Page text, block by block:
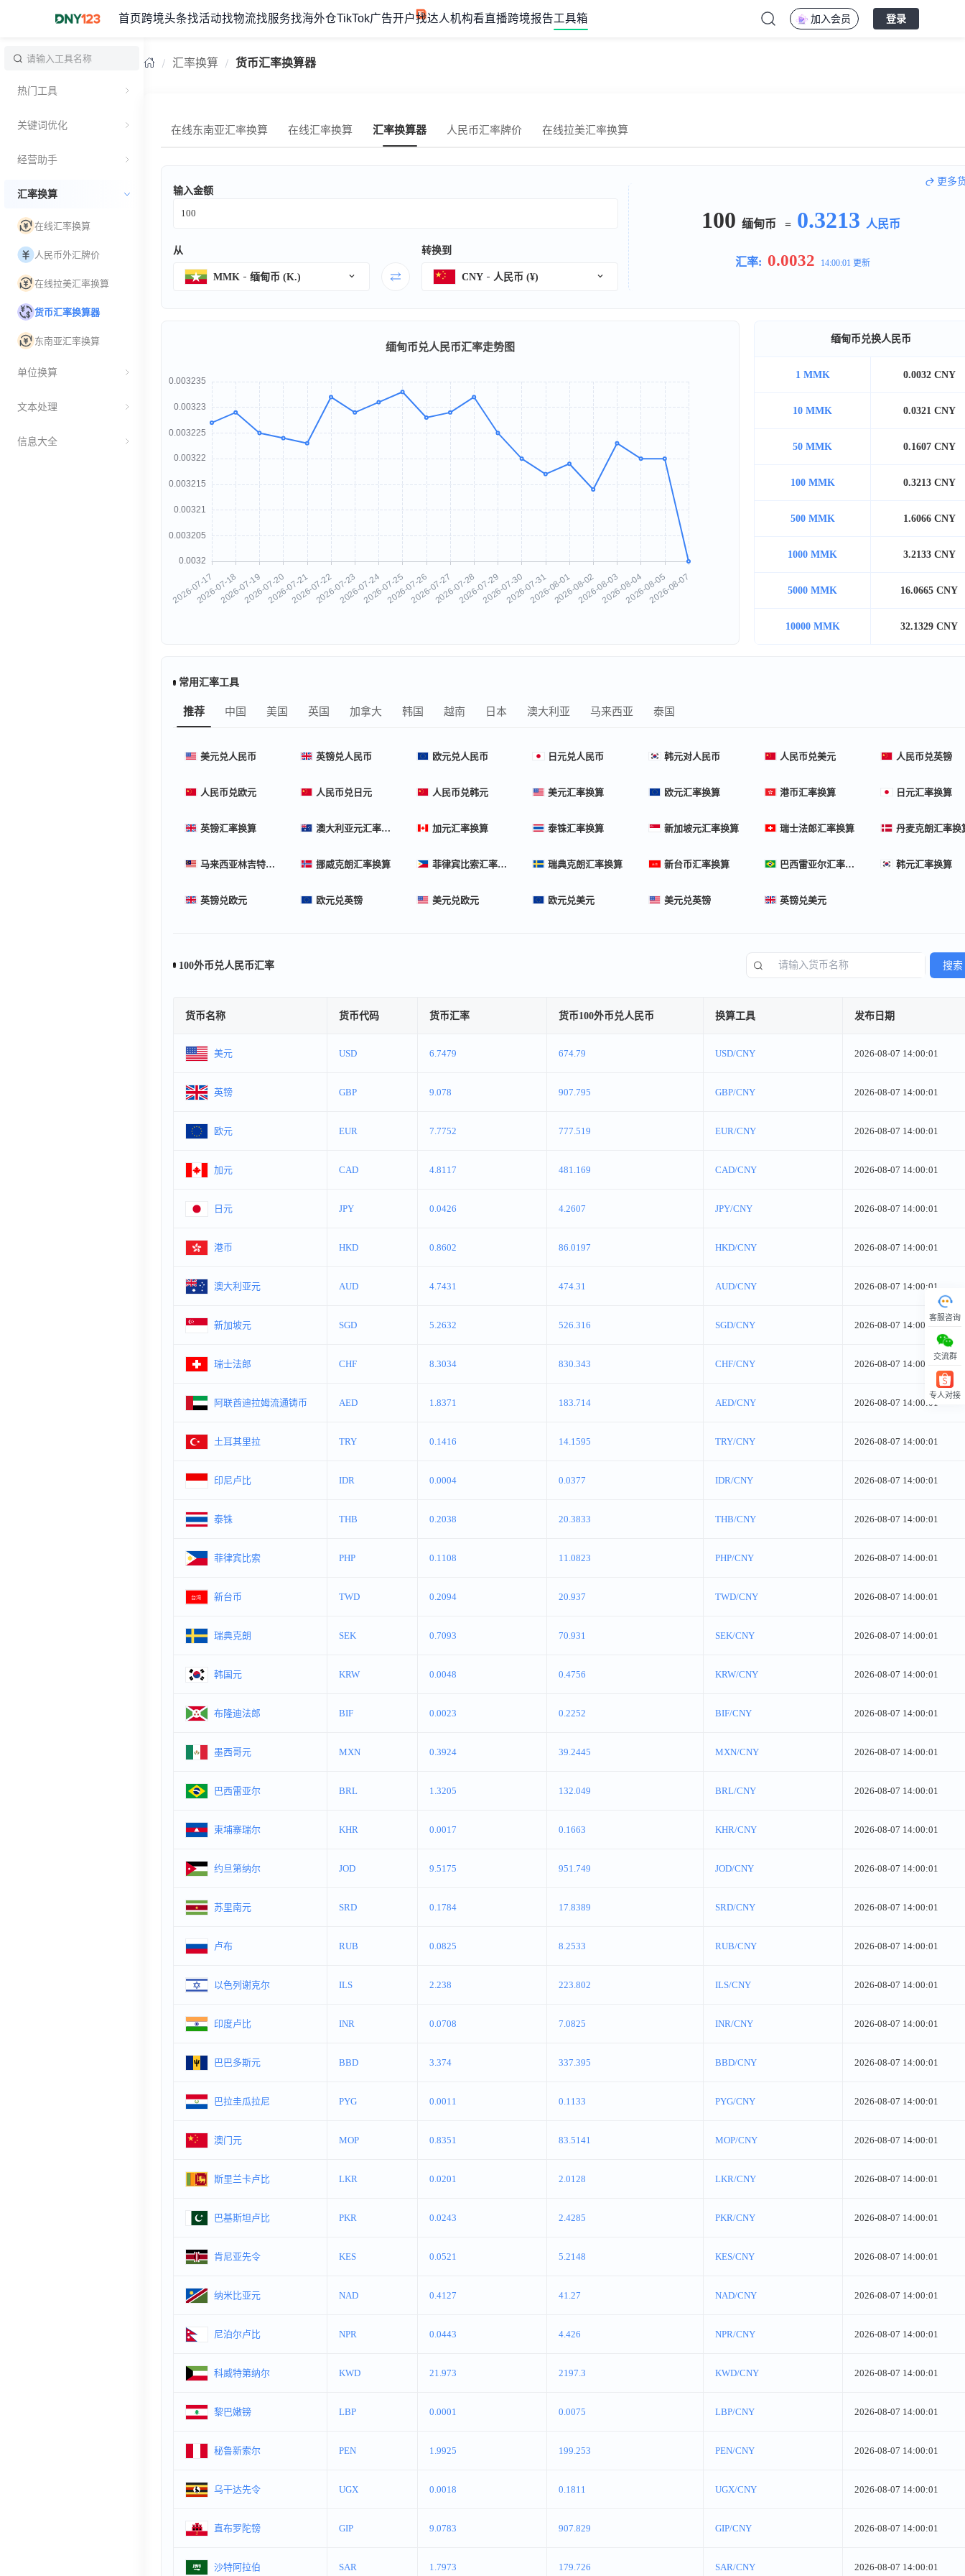
首页 跨境头条找活动找物流找服务找海外仓TikTok广告开户找达人机构看直播跨境报告工具箱 加入会员 登录
热门工具
关键词优化
经营助手
汇率换算
在线汇率换算
人民币外汇牌价
在线拉美汇率换算
货币汇率换算器
东南亚汇率换算
单位换算
文本处理
信息大全
汇率换算 货币汇率换算器
在线东南亚汇率换算 在线汇率换算 汇率换算器 人民币汇率牌价 在线拉美汇率换算
更多
输入金额
从
MMK 缅甸币 (K.)
转换到
CNY 人民币 (¥)
100 缅甸币 = 0.3213 人民币
汇率: 0.0032 14:00:01 更新
缅甸币兑换人民币
1 MMK 0.0032 CNY
10 MMK 0.0321 CNY
50 MMK 0.1607 CNY
100 MMK 0.3213 CNY
500 MMK 1.6066 CNY
1000 MMK 3.2133 CNY
5000 MMK 16.0665 CNY
10000 MMK 32.1329 CNY
常用汇率工具
推荐 中国 美国 英国 加拿大 韩国 越南 日本 澳大利亚 马来西亚 泰国
美元兑人民币 英镑兑人民币 欧元兑人民币 日元兑人民币 韩元对人民币 人民币兑美元 人民币兑英镑
人民币兑欧元 人民币兑日元 人民币兑韩元 美元汇率换算 欧元汇率换算 港币汇率换算 日元汇率换算
英镑汇率换算 澳大利亚元汇率换算 加元汇率换算 泰铢汇率换算 新加坡元汇率换算 瑞士法郎汇率换算 丹麦克朗汇率换
马来西亚林吉特汇率换算 挪威克朗汇率换算 菲律宾比索汇率换算 瑞典克朗汇率换算 新台币汇率换算 巴西雷亚尔汇率换算 韩元汇率换算
英镑兑欧元 欧元兑英镑 美元兑欧元 欧元兑美元 美元兑英镑 英镑兑美元
100外币兑人民币汇率 搜索
货币名称 货币代码 货币汇率 货币100外币兑人民币 换算工具 发布日期
美元 USD 6.7479 674.79 USD/CNY 2026-08-07 14:00:01
英镑 GBP 9.078 907.795 GBP/CNY 2026-08-07 14:00:01
欧元 EUR 7.7752 777.519 EUR/CNY 2026-08-07 14:00:01
加元 CAD 4.8117 481.169 CAD/CNY 2026-08-07 14:00:01
日元 JPY 0.0426 4.2607 JPY/CNY 2026-08-07 14:00:01
港币 HKD 0.8602 86.0197 HKD/CNY 2026-08-07 14:00:01
澳大利亚元 AUD 4.7431 474.31 AUD/CNY 2026-08-07 14:00:01
新加坡元 SGD 5.2632 526.316 SGD/CNY 2026-08-07 14:00:01
瑞士法郎 CHF 8.3034 830.343 CHF/CNY 2026-08-07 14:00:01
阿联酋迪拉姆流通铸币 AED 1.8371 183.714 AED/CNY 2026-08-07 14:00:01
土耳其里拉 TRY 0.1416 14.1595 TRY/CNY 2026-08-07 14:00:01
印尼卢比 IDR 0.0004 0.0377 IDR/CNY 2026-08-07 14:00:01
泰铢 THB 0.2038 20.3833 THB/CNY 2026-08-07 14:00:01
菲律宾比索 PHP 0.1108 11.0823 PHP/CNY 2026-08-07 14:00:01
新台币 TWD 0.2094 20.937 TWD/CNY 2026-08-07 14:00:01
瑞典克朗 SEK 0.7093 70.931 SEK/CNY 2026-08-07 14:00:01
韩国元 KRW 0.0048 0.4756 KRW/CNY 2026-08-07 14:00:01
布隆迪法郎 BIF 0.0023 0.2252 BIF/CNY 2026-08-07 14:00:01
墨西哥元 MXN 0.3924 39.2445 MXN/CNY 2026-08-07 14:00:01
巴西雷亚尔 BRL 1.3205 132.049 BRL/CNY 2026-08-07 14:00:01
柬埔寨瑞尔 KHR 0.0017 0.1663 KHR/CNY 2026-08-07 14:00:01
约旦第纳尔 JOD 9.5175 951.749 JOD/CNY 2026-08-07 14:00:01
苏里南元 SRD 0.1784 17.8389 SRD/CNY 2026-08-07 14:00:01
卢布 RUB 0.0825 8.2533 RUB/CNY 2026-08-07 14:00:01
以色列谢克尔 ILS 2.238 223.802 ILS/CNY 2026-08-07 14:00:01
印度卢比 INR 0.0708 7.0825 INR/CNY 2026-08-07 14:00:01
巴巴多斯元 BBD 3.374 337.395 BBD/CNY 2026-08-07 14:00:01
巴拉圭瓜拉尼 PYG 0.0011 0.1133 PYG/CNY 2026-08-07 14:00:01
澳门元 MOP 0.8351 83.5141 MOP/CNY 2026-08-07 14:00:01
斯里兰卡卢比 LKR 0.0201 2.0128 LKR/CNY 2026-08-07 14:00:01
巴基斯坦卢比 PKR 0.0243 2.4285 PKR/CNY 2026-08-07 14:00:01
肯尼亚先令 KES 0.0521 5.2148 KES/CNY 2026-08-07 14:00:01
纳米比亚元 NAD 0.4127 41.27 NAD/CNY 2026-08-07 14:00:01
尼泊尔卢比 NPR 0.0443 4.426 NPR/CNY 2026-08-07 14:00:01
科威特第纳尔 KWD 21.973 2197.3 KWD/CNY 2026-08-07 14:00:01
黎巴嫩镑 LBP 0.0001 0.0075 LBP/CNY 2026-08-07 14:00:01
秘鲁新索尔 PEN 1.9925 199.253 PEN/CNY 2026-08-07 14:00:01
乌干达先令 UGX 0.0018 0.1811 UGX/CNY 2026-08-07 14:00:01
直布罗陀镑 GIP 9.0783 907.829 GIP/CNY 2026-08-07 14:00:01
沙特阿拉伯 SAR 1.7973 179.726 SAR/CNY 2026-08-07 14:00:01
客服咨询
交流群
专人对接
回顶部